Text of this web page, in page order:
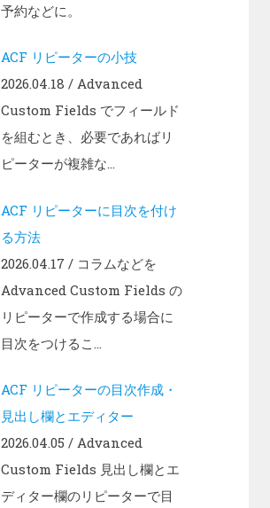
予約などに。
ACF リピーターの小技
2026.04.18 / Advanced
Custom Fields でフィールド
を組むとき、必要であればリ
ピーターが複雑な...
ACF リピーターに目次を付け
る方法
2026.04.17 / コラムなどを
Advanced Custom Fields の
リピーターで作成する場合に
目次をつけるこ...
ACF リピーターの目次作成・
見出し欄とエディター
2026.04.05 / Advanced
Custom Fields 見出し欄とエ
ディター欄のリピーターで目